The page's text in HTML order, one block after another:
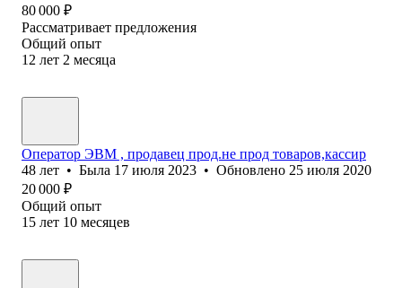
80 000 ₽
Рассматривает предложения
Общий опыт
12 лет 2 месяца
Оператор ЭВМ , продавец прод.не прод товаров,кассир
48 лет • Была 17 июля 2023 • Обновлено 25 июля 2020
20 000 ₽
Общий опыт
15 лет 10 месяцев